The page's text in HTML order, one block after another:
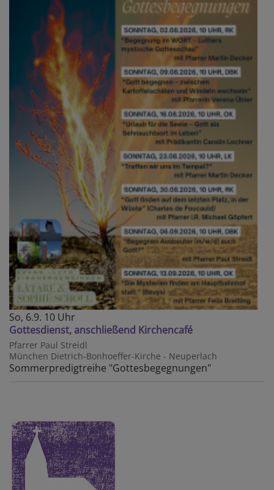
So, 6.9. 10 Uhr
Gottesdienst, anschließend Kirchencafé
Pfarrer Paul Streidl
München Dietrich-Bonhoeffer-Kirche - Neuperlach
Sommerpredigtreihe "Gottesbegegnungen"